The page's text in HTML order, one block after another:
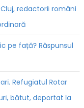
redactorii români
pe față? Răspunsul
Refugiatul Rotar
bătut, deportat la